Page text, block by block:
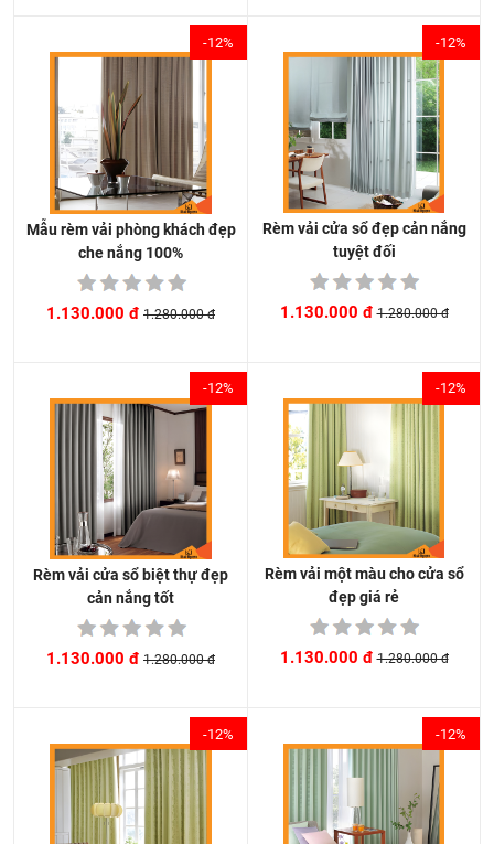
-12%
Mẫu rèm vải phòng khách đẹp
che nắng 100%
1.130.000 đ 1.280.000 đ
-12%
Rèm vải cửa sổ đẹp cản nắng
tuyệt đối
1.130.000 đ 1.280.000 đ
-12%
Rèm vải cửa sổ biệt thự đẹp
cản nắng tốt
1.130.000 đ 1.280.000 đ
-12%
Rèm vải một màu cho cửa sổ
đẹp giá rẻ
1.130.000 đ 1.280.000 đ
-12% -12%